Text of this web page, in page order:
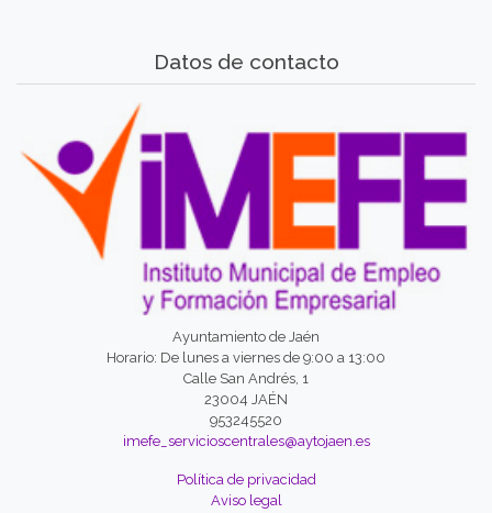
Datos de contacto
Ayuntamiento de Jaén
Horario: De lunes a viernes de 9:00 a 13:00
Calle San Andrés, 1
23004 JAÉN
953245520
imefe_servicioscentrales@aytojaen.es
Política de privacidad
Aviso legal